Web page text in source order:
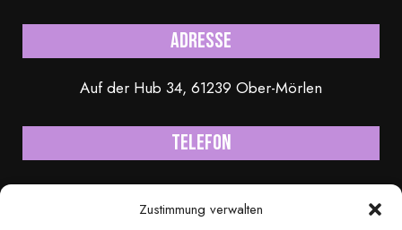
Zustimmung verwalten
Adresse
Auf der Hub 34, 61239 Ober-Mörlen
Telefon
+49 170 6232246